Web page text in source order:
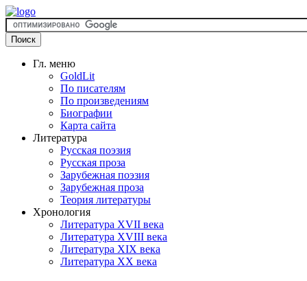
Гл. меню
GoldLit
По писателям
По произведениям
Биографии
Карта сайта
Литература
Русская поэзия
Русская проза
Зарубежная поэзия
Зарубежная проза
Теория литературы
Хронология
Литература XVII века
Литература XVIII века
Литература XIX века
Литература XX века